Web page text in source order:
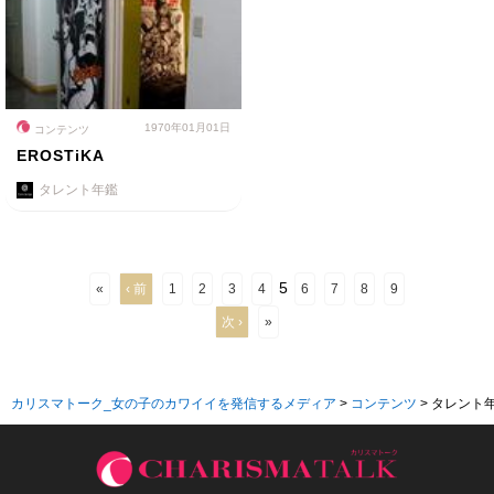
コンテンツ 1970年01月01日
EROSTiKA
タレント年鑑
« ‹ 前 1 2 3 4 5 6 7 8 9
次 › »
カリスマトーク_女の子のカワイイを発信するメディア > コンテンツ > タレント